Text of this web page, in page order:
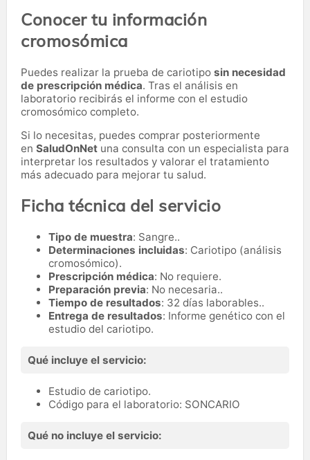
Conocer tu información
cromosómica
Puedes realizar la prueba de cariotipo sin necesidad
de prescripción médica. Tras el análisis en
laboratorio recibirás el informe con el estudio
cromosómico completo.
Si lo necesitas, puedes comprar posteriormente
en SaludOnNet una consulta con un especialista para
interpretar los resultados y valorar el tratamiento
más adecuado para mejorar tu salud.
Ficha técnica del servicio
Tipo de muestra: Sangre..
Determinaciones incluidas: Cariotipo (análisis
cromosómico).
Prescripción médica: No requiere.
Preparación previa: No necesaria..
Tiempo de resultados: 32 días laborables..
Entrega de resultados: Informe genético con el
estudio del cariotipo.
Qué incluye el servicio:
Estudio de cariotipo.
Código para el laboratorio: SONCARIO
Qué no incluye el servicio: